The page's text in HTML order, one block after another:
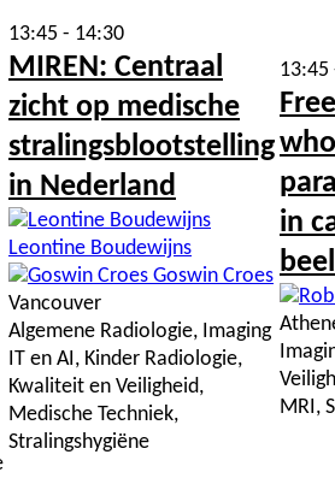
13:45 - 14:30
MIREN: Centraal
zicht op medische
stralingsblootstelling
in Nederland
Leontine Boudewijns
Goswin Croes
Vancouver
Algemene Radiologie, Imaging
IT en AI, Kinder Radiologie,
Kwaliteit en Veiligheid,
Medische Techniek,
Stralingshygiëne
13:45
in
MRI,